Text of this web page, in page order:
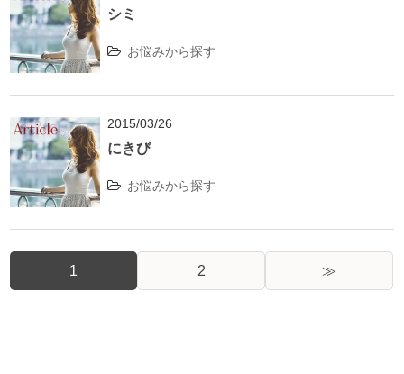
シミ
お悩みから探す
2015/03/26
にきび
お悩みから探す
1 2 ≫